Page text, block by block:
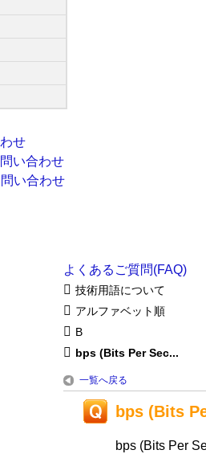
よくあるご質問(FAQ)
技術用語について
アルファベット順
B
bps (Bits Per Sec...
一覧へ戻る
bps (Bits
bps (Bits Per